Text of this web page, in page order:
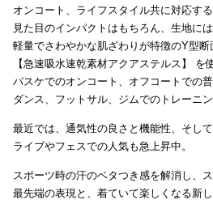
オンコート、ライフスタイル共に対応する
見た目のインパクトはもちろん、生地に
軽量でさわやかな肌ざわりが特徴のY型
【急速吸水速乾素材アクアステルス】 を
バスケでのオンコート、オフコートでの普
ダンス、フットサル、ジムでのトレーニ
最近では、通気性の良さと機能性、そし
ライブやフェスでの人気も急上昇中。
スポーツ時の汗のベタつき感を解消し、
最先端の表現と、着ていて楽しくなる新し